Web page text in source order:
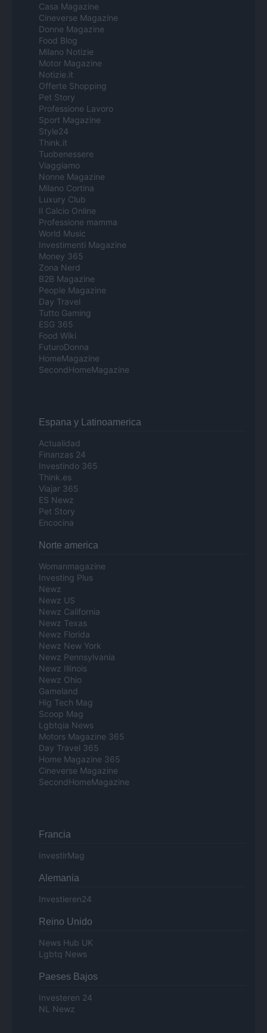
Casa Magazine
Cineverse Magazine
Donne Magazine
Food Blog
Milano Notizie
Motor Magazine
Notizie.it
Offerte Shopping
Pet Story
Professione Lavoro
Sport Magazine
Style24
Think.it
Tuobenessere
Viaggiamo
Nonne Magazine
Milano Cortina
Luxury Club
Il Calcio Online
Professione mamma
World Music
Investimenti Magazine
Money 365
Zona Nerd
B2B Magazine
People Magazine
Day Travel
Tutto Gaming
ESG 365
Food Wiki
FuturoDonna
HomeMagazine
SecondHomeMagazine
Espana y Latinoamerica
Actualidad
Finanzas 24
Investindo 365
Think.es
Viajar 365
ES Newz
Pet Story
Encocina
Norte america
Womanmagazine
Investing Plus
Newz
Newz US
Newz California
Newz Texas
Newz Florida
Newz New York
Newz Pennsylvania
Newz Illinois
Newz Ohio
Gameland
Hig Tech Mag
Scoop Mag
Lgbtqia News
Motors Magazine 365
Day Travel 365
Home Magazine 365
Cineverse Magazine
SecondHomeMagazine
Francia
InvestirMag
Alemania
Investieren24
Reino Unido
News Hub UK
Lgbtq News
Paeses Bajos
Investeren 24
NL Newz